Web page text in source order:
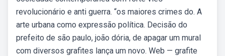
revolucionário e anti guerra. “os maiores crimes do. A
arte urbana como expressão política. Decisão do
prefeito de são paulo, joão dória, de apagar um mural
com diversos grafites lança um novo. Web — grafite